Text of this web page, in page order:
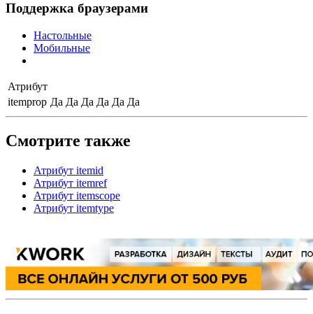
Поддержка браузерами
Настольные
Мобильные
Атрибут
itemprop Да Да Да Да Да Да
Смотрите также
Атрибут itemid
Атрибут itemref
Атрибут itemscope
Атрибут itemtype